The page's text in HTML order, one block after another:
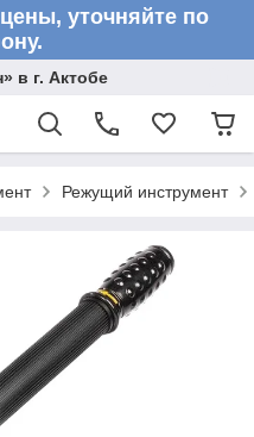
уточняйте по
в г. Актобе
Режущий инструмент